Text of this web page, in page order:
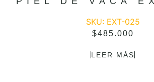
SKU: EXT-025
$485.000
LEER MÁS